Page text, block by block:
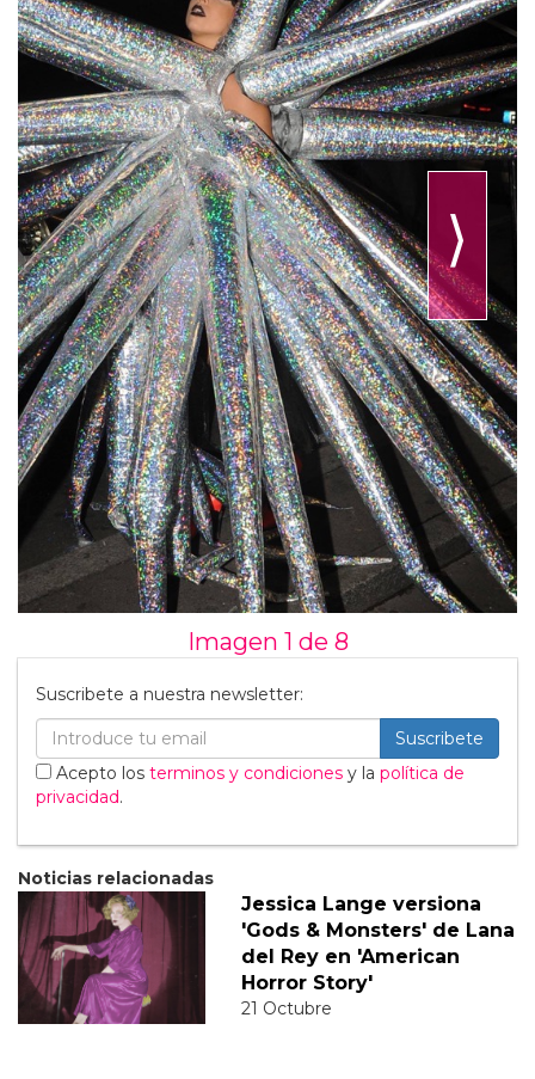
⟩
Imagen 1 de 8
Suscribete a nuestra newsletter:
Suscribete
Acepto los terminos y condiciones y la política de
privacidad.
Noticias relacionadas
Jessica Lange versiona
'Gods & Monsters' de Lana
del Rey en 'American
Horror Story'
21 Octubre